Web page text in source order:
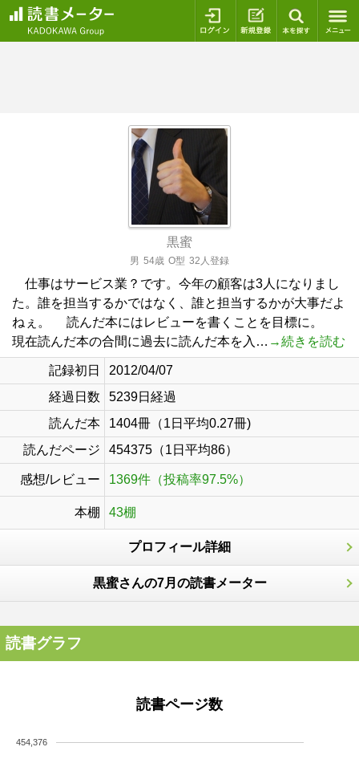
ログイン 新規登録
黒蜜
男 54歳 O型 32人登録
仕事はサービス業？です。今年の顧客は3人になりまし
た。誰を担当するかではなく、誰と担当するかが大事だよ
ねぇ。 読んだ本にはレビューを書くことを目標に。
現在読んだ本の合間に過去に読んだ本を入… →続きを読む
記録初日
2012/04/07
経過日数
5239日経過
読んだ本
1404冊（1日平均0.27冊)
読んだページ
454375（1日平均86）
感想/レビュー 1369件（投稿率97.5%）
本棚 43棚
プロフィール詳細
黒蜜さんの7月の読書メーター
読書グラフ
読書ページ数
454,376